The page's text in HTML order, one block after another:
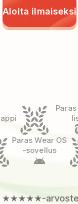
Aloita ilmaiseksi
Paras Wear OS
-sovellus
★★★★★-